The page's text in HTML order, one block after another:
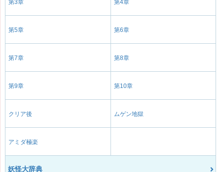
第3章 第4章
第5章 第6章
第7章 第8章
第9章 第10章
クリア後 ムゲン地獄
アミダ極楽
妖怪大辞典